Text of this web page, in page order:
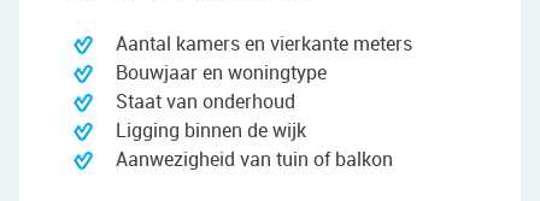
Aantal kamers en vierkante meters
Bouwjaar en woningtype
Staat van onderhoud
Ligging binnen de wijk
Aanwezigheid van tuin of balkon